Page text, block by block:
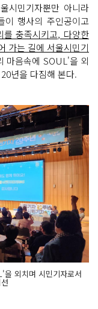
시민기자뿐만 아니라
이 행사의 주인공이고
를 충족시키고, 다양한
가는 길에 서울시민기
마음속에 SOUL'을 외
년을 다짐해 본다.
외치며 시민기자로서